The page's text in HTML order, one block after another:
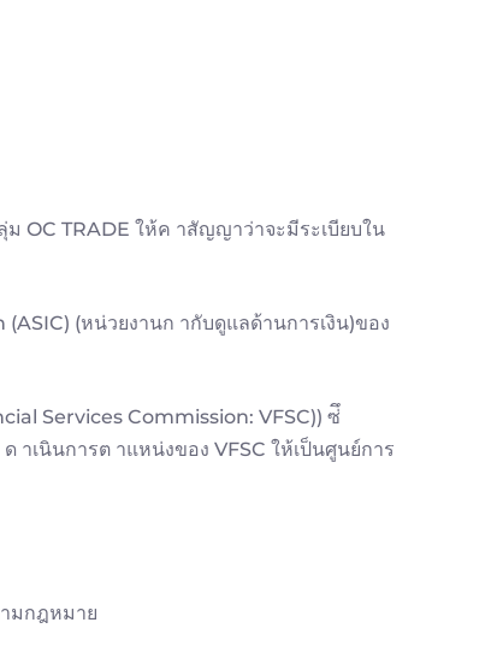
OC TRADE ให้ค าสัญญาว่าจะมีระเบียบใน
(หน่วยงานก ากับดูแลด้านการเงิน)ของ
Services Commission: VFSC)) ซ่ึ
าเนินการต าแหน่งของ VFSC ให้เป็นศูนย์การ
ามกฎหมาย